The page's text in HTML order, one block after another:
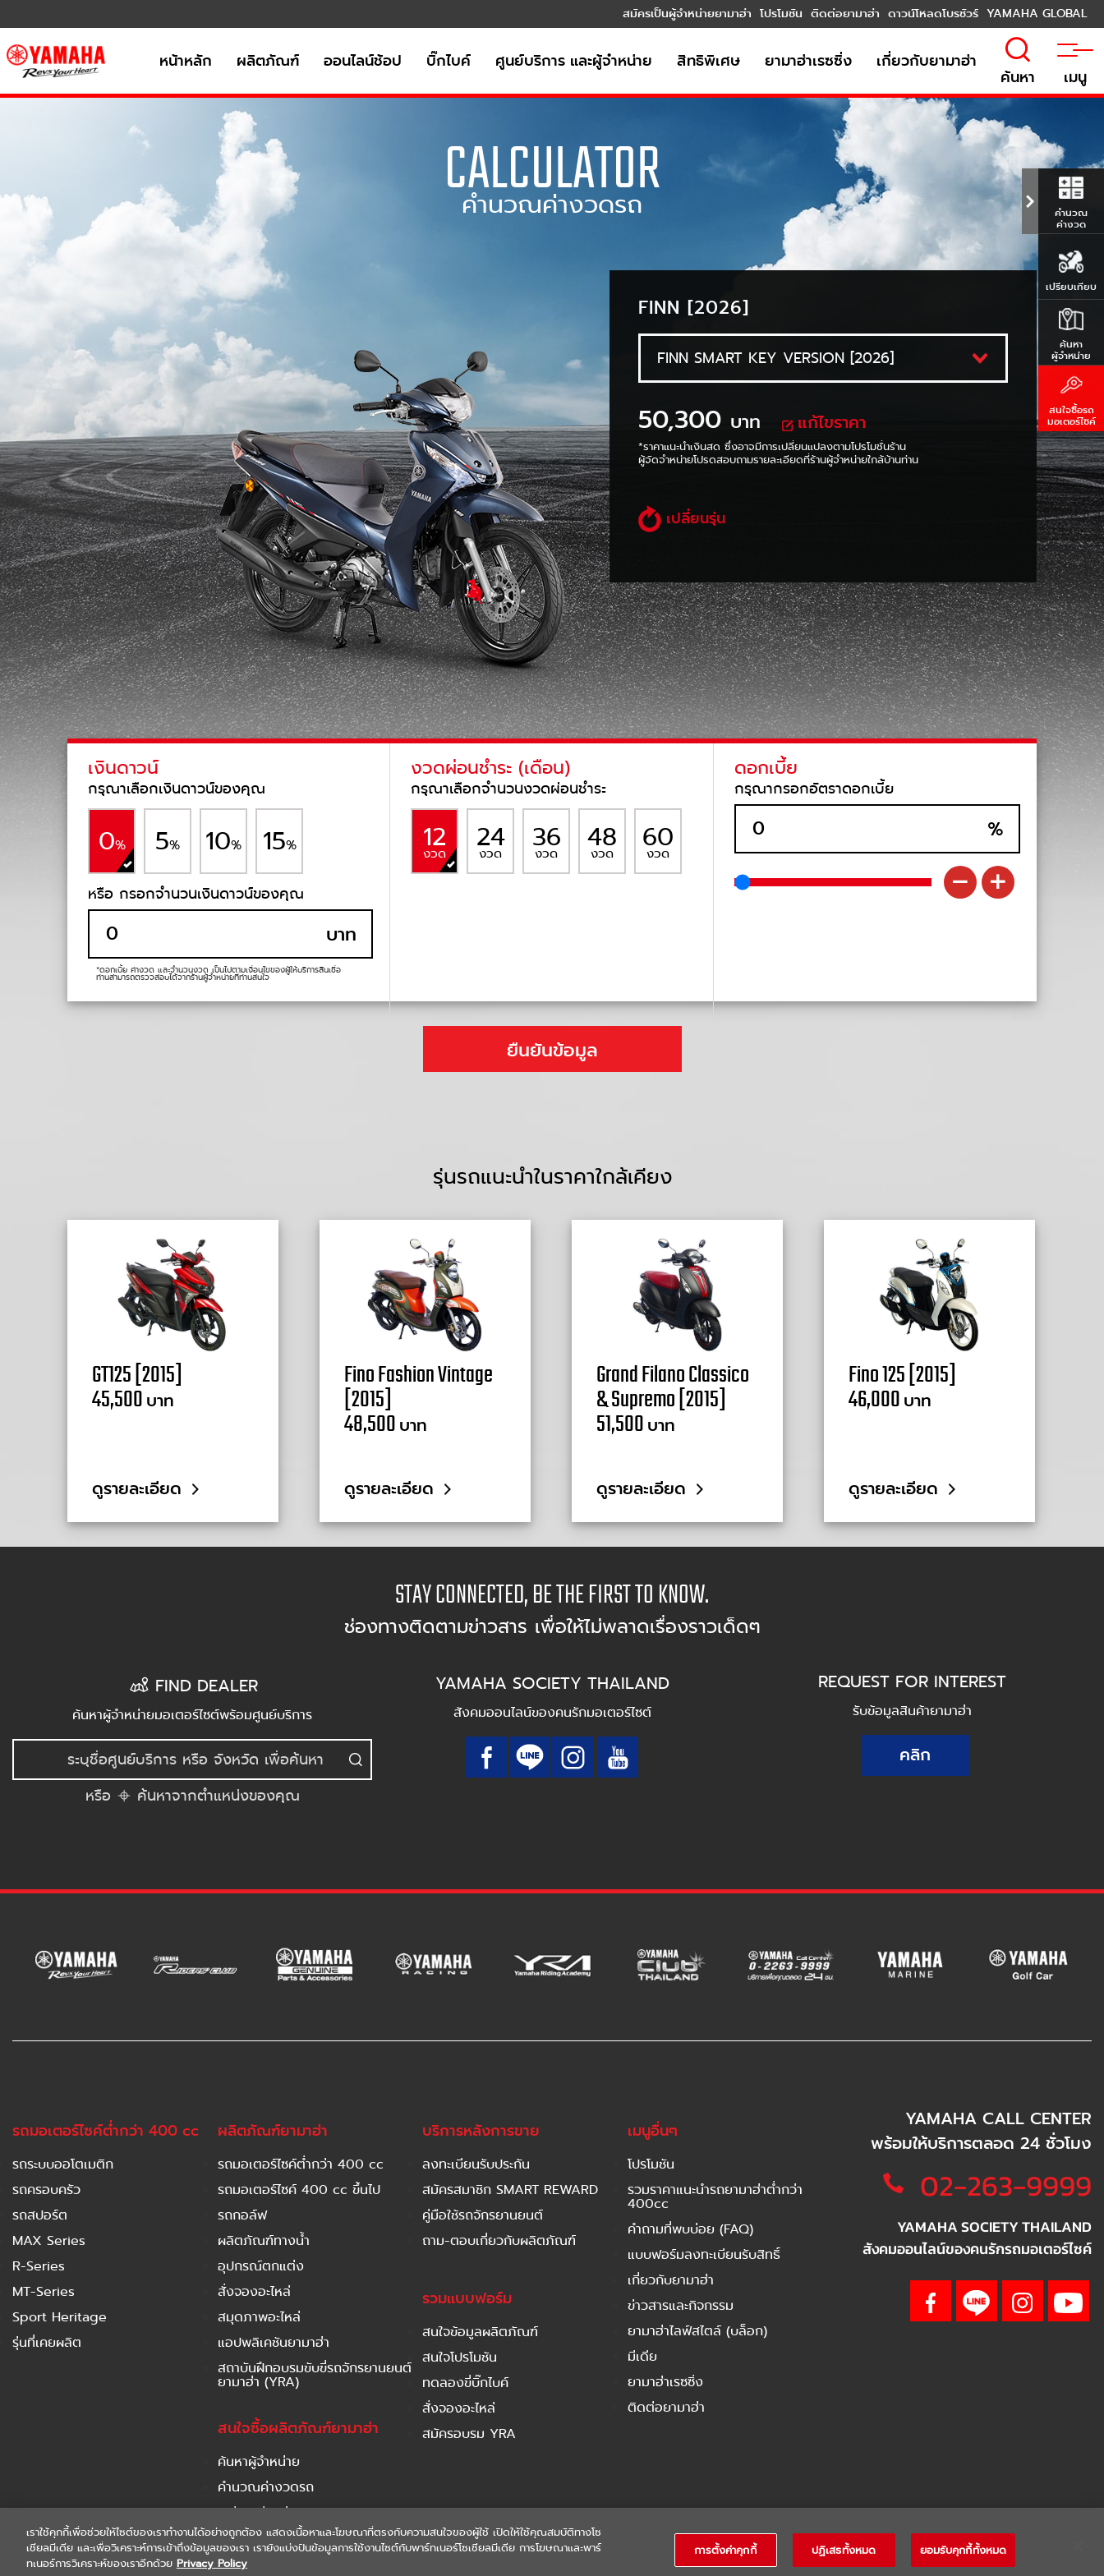
สมัครเป็นผู้จำหน่ายยามาฮ่า โปรโมชัน ติดต่อยามาฮ่า ดาวน์โหลดโบรชัวร์ YAMAHA GLOBAL
หน้าหลัก ผลิตภัณฑ์ ออนไลน์ช้อป บิ๊กไบค์ ศูนย์บริการ และผู้จำหน่าย สิทธิพิเศษ ยามาฮ่าเรซซิ่ง เกี่ยวกับยามาฮ่า
ค้นหา เมนู
CALCULATOR
คำนวณค่างวดรถ
FINN [2026]
50,300 บาท แก้ไขราคา
*ราคาแนะนำเงินสด ซึ่งอาจมีการเปลี่ยนแปลงตามโปรโมชั่นร้าน
ผู้จัดจำหน่ายโปรดสอบถามรายละเอียดที่ร้านผู้จำหน่ายใกล้บ้านท่าน
เปลี่ยนรุ่น
เงินดาวน์
กรุณาเลือกเงินดาวน์ของคุณ
0% 5% 10% 15%
หรือ กรอกจำนวนเงินดาวน์ของคุณ
บาท
*ดอกเบี้ย ค่างวด และจำนวนงวด เป็นไปตามเงื่อนไขของผู้ให้บริการสินเชื่อ
ท่านสามารถตรวจสอบได้จากร้านผู้จำหน่ายที่ท่านสนใจ
งวดผ่อนชำระ (เดือน)
กรุณาเลือกจำนวนงวดผ่อนชำระ
12
งวด 24
งวด 36
งวด 48
งวด 60
งวด
ดอกเบี้ย
กรุณากรอกอัตราดอกเบี้ย
%
ยืนยันข้อมูล
รุ่นรถแนะนำในราคาใกล้เคียง
GT125 [2015]
45,500 บาท
ดูรายละเอียด
Fino Fashion Vintage
[2015]
48,500 บาท
ดูรายละเอียด
Grand Filano Classico
& Supremo [2015]
51,500 บาท
ดูรายละเอียด
Fino 125 [2015]
46,000 บาท
ดูรายละเอียด
STAY CONNECTED, BE THE FIRST TO KNOW.
ช่องทางติดตามข่าวสาร เพื่อให้ไม่พลาดเรื่องราวเด็ดๆ
FIND DEALER
ค้นหาผู้จำหน่ายมอเตอร์ไซต์พร้อมศูนย์บริการ
หรือ ค้นหาจากตำแหน่งของคุณ
REQUEST FOR INTEREST
รับข้อมูลสินค้ายามาฮ่า
คลิก
YAMAHA SOCIETY THAILAND
สังคมออนไลน์ของคนรักมอเตอร์ไซต์
รถมอเตอร์ไซค์ต่ำกว่า 400 cc
รถระบบออโตเมติก
รถครอบครัว
รถสปอร์ต
MAX Series
R-Series
MT-Series
Sport Heritage
รุ่นที่เคยผลิต
ผลิตภัณฑ์ยามาฮ่า
รถมอเตอร์ไซค์ต่ำกว่า 400 cc
รถมอเตอร์ไซค์ 400 cc ขึ้นไป
รถกอล์ฟ
ผลิตภัณฑ์ทางน้ำ
อุปกรณ์ตกแต่ง
สั่งจองอะไหล่
สมุดภาพอะไหล่
แอปพลิเคชันยามาฮ่า
สถาบันฝึกอบรมขับขี่รถจักรยานยนต์
ยามาฮ่า (YRA)
สนใจซื้อผลิตภัณฑ์ยามาฮ่า
ค้นหาผู้จำหน่าย
คำนวณค่างวดรถ
เปรียบเทียบรุ่นรถ
ดาวน์โหลดโบรชัวร์
บริการหลังการขาย
ลงทะเบียนรับประกัน
สมัครสมาชิก SMART REWARD
คู่มือใช้รถจักรยานยนต์
ถาม-ตอบเกี่ยวกับผลิตภัณฑ์
รวมแบบฟอร์ม
สนใจข้อมูลผลิตภัณฑ์
สนใจโปรโมชัน
ทดลองขี่บิ๊กไบค์
สั่งจองอะไหล่
สมัครอบรม YRA
เมนูอื่นๆ
โปรโมชัน
รวมราคาแนะนำรถยามาฮ่าต่ำกว่า
400cc
คำถามที่พบบ่อย (FAQ)
แบบฟอร์มลงทะเบียนรับสิทธิ์
เกี่ยวกับยามาฮ่า
ข่าวสารและกิจกรรม
ยามาฮ่าไลฟ์สไตล์ (บล็อก)
มีเดีย
ยามาฮ่าเรซซิ่ง
ติดต่อยามาฮ่า
YAMAHA CALL CENTER
พร้อมให้บริการตลอด 24 ชั่วโมง
02-263-9999
YAMAHA SOCIETY THAILAND
สังคมออนไลน์ของคนรักรถมอเตอร์ไซค์
คำนวณ
ค่างวด
เปรียบเทียบ
ค้นหา
ผู้จำหน่าย
สนใจซื้อรถ
มอเตอร์ไซค์
เราใช้คุกกี้เพื่อช่วยให้ไซต์ของเราทำงานได้อย่างถูกต้อง แสดงเนื้อหาและโฆษณาที่ตรงกับความสนใจของผู้ใช้ เปิดให้ใช้คุณสมบัติทางโซ
เชียลมีเดีย และเพื่อวิเคราะห์การเข้าถึงข้อมูลของเรา เรายังแบ่งปันข้อมูลการใช้งานไซต์กับพาร์ทเนอร์โซเชียลมีเดีย การโฆษณาและพาร์
ทเนอร์การวิเคราะห์ของเราอีกด้วย Privacy Policy
การตั้งค่าคุกกี้ ปฏิเสธทั้งหมด ยอมรับคุกกี้ทั้งหมด